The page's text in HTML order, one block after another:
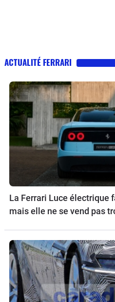
ACTUALITÉ FERRARI
La Ferrari Luce électrique
mais elle ne se vend pas